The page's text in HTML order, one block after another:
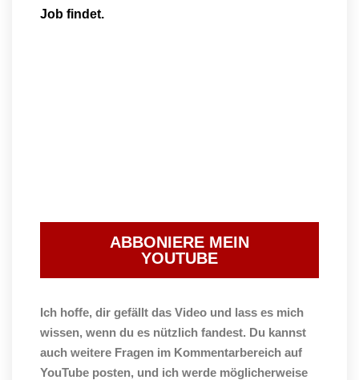
Job findet.
ABBONIERE MEIN
YOUTUBE
Ich hoffe, dir gefällt das Video und lass es mich
wissen, wenn du es nützlich fandest. Du kannst
auch weitere Fragen im Kommentarbereich auf
YouTube posten, und ich werde möglicherweise